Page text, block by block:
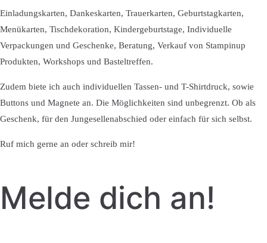
Einladungskarten, Dankeskarten, Trauerkarten, Geburtstagkarten,
Menükarten, Tischdekoration, Kindergeburtstage, Individuelle
Verpackungen und Geschenke, Beratung, Verkauf von Stampinup
Produkten, Workshops und Basteltreffen.
Zudem biete ich auch individuellen Tassen- und T-Shirtdruck, sowie
Buttons und Magnete an. Die Möglichkeiten sind unbegrenzt. Ob als
Geschenk, für den Jungesellenabschied oder einfach für sich selbst.
Ruf mich gerne an oder schreib mir!
Melde dich an!